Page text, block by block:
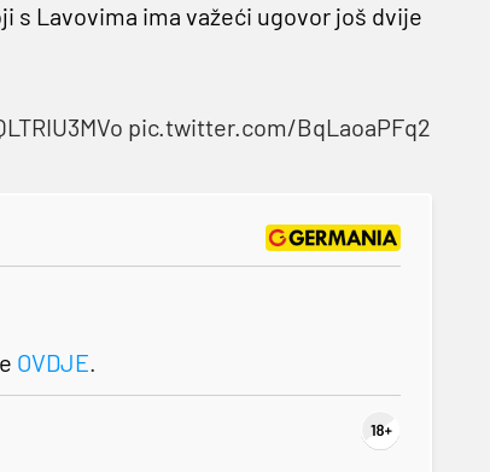
s Lavovima ima važeći ugovor još dvije
pic.twitter.com/BqLaoaPFq2
OVDJE.